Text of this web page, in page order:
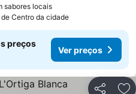
sabores locaisVer preços
Centro da cidade
preços
Ver preços